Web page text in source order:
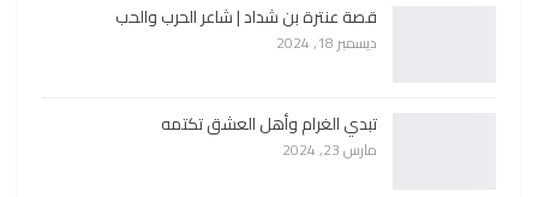
قصة عنترة بن شداد | شاعر الحرب والحب
ديسمبر 18, 2024
تبدي الغرام وأهل العشق تكتمه
مارس 23, 2024